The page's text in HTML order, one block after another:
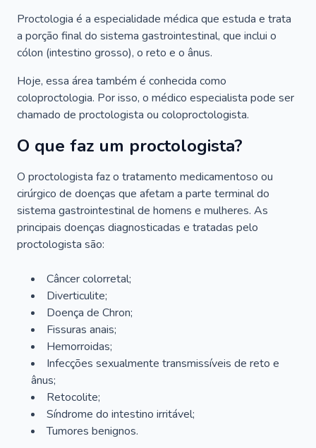
Proctologia é a especialidade médica que estuda e trata
a porção final do sistema gastrointestinal, que inclui o
cólon (intestino grosso), o reto e o ânus.
Hoje, essa área também é conhecida como
coloproctologia. Por isso, o médico especialista pode ser
chamado de proctologista ou coloproctologista.
O que faz um proctologista?
O proctologista faz o tratamento medicamentoso ou
cirúrgico de doenças que afetam a parte terminal do
sistema gastrointestinal de homens e mulheres. As
principais doenças diagnosticadas e tratadas pelo
proctologista são:
Câncer colorretal;
Diverticulite;
Doença de Chron;
Fissuras anais;
Hemorroidas;
Infecções sexualmente transmissíveis de reto e
ânus;
Retocolite;
Síndrome do intestino irritável;
Tumores benignos.